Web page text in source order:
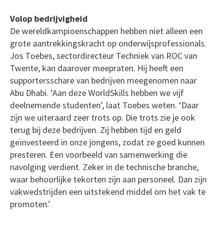
Volop bedrijvigheid
De wereldkampioenschappen hebben niet alleen een
grote aantrekkingskracht op onderwijsprofessionals.
Jos Toebes, sectordirecteur Techniek van ROC van
Twente, kan daarover meepraten. Hij heeft een
supportersschare van bedrijven meegenomen naar
Abu Dhabi. ‘Aan deze WorldSkills hebben we vijf
deelnemende studenten’, laat Toebes weten. ‘Daar
zijn we uiteraard zeer trots op. Die trots zie je ook
terug bij deze bedrijven. Zij hebben tijd en geld
geïnvesteerd in onze jongens, zodat ze goed kunnen
presteren. Een voorbeeld van samenwerking die
navolging verdient. Zeker in de technische branche,
waar behoorlijke tekorten zijn aan personeel. Dan zijn
vakwedstrijden een uitstekend middel om het vak te
promoten.’